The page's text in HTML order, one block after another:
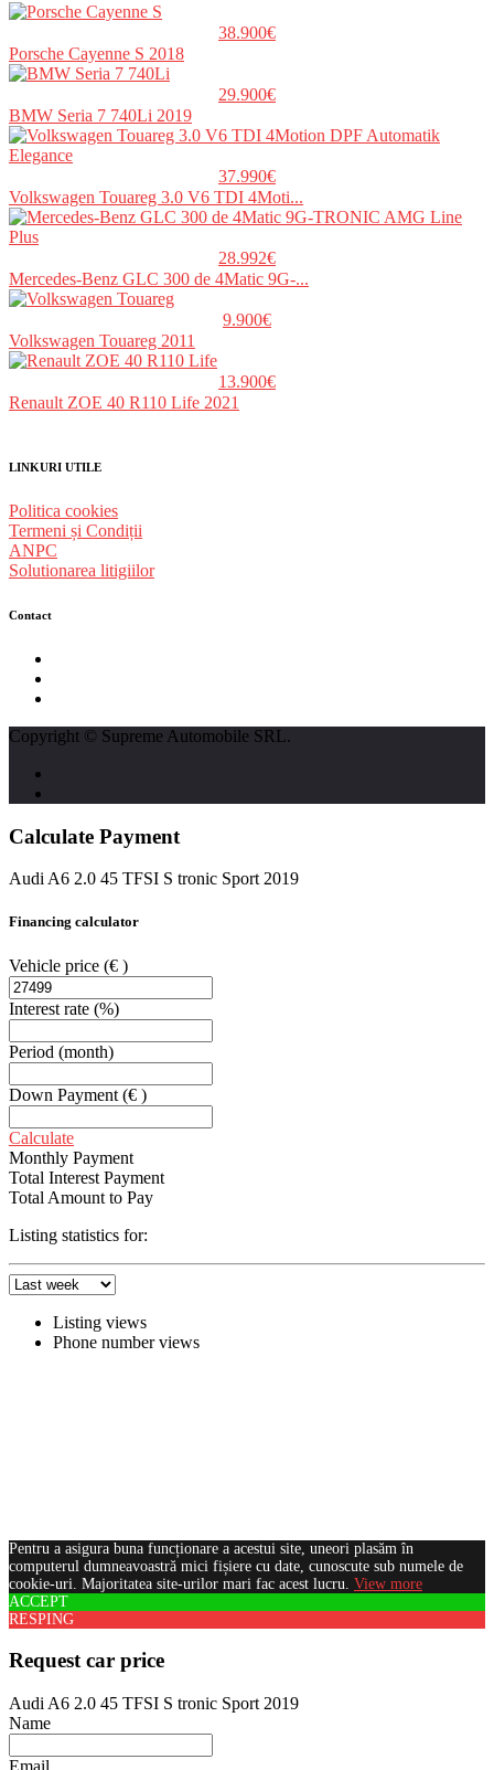
38.900€
Porsche Cayenne S 2018
29.900€
BMW Seria 7 740Li 2019
37.990€
Volkswagen Touareg 3.0 V6 TDI 4Moti...
28.992€
Mercedes-Benz GLC 300 de 4Matic 9G-...
9.900€
Volkswagen Touareg 2011
13.900€
Renault ZOE 40 R110 Life 2021
LINKURI UTILE
Politica cookies
Termeni și Condiții
ANPC
Solutionarea litigiilor
Contact
Copyright © Supreme Automobile SRL.
Calculate Payment
Audi A6 2.0 45 TFSI S tronic Sport 2019
Financing calculator
Vehicle price (€ )
Interest rate (%)
Period (month)
Down Payment (€ )
Calculate
Monthly Payment
Total Interest Payment
Total Amount to Pay
Listing statistics for:
Listing views
Phone number views
Pentru a asigura buna funcționare a acestui site, uneori plasăm în
computerul dumneavoastră mici fișiere cu date, cunoscute sub numele de
cookie-uri. Majoritatea site-urilor mari fac acest lucru. View more
ACCEPT
RESPING
Request car price
Audi A6 2.0 45 TFSI S tronic Sport 2019
Name
Email